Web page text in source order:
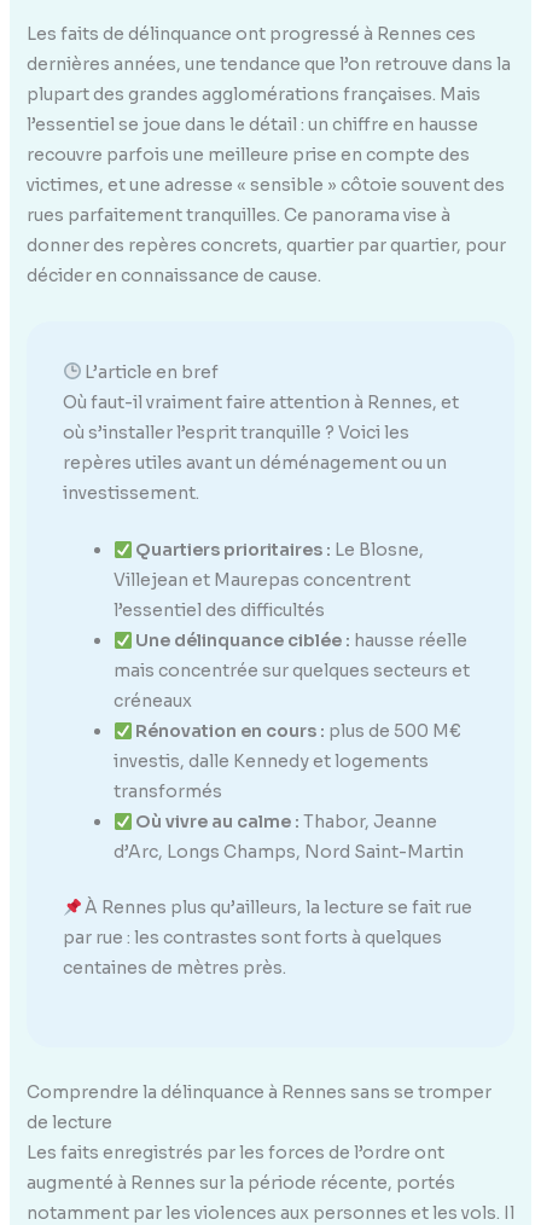
Les faits de délinquance ont progressé à Rennes ces
dernières années, une tendance que l’on retrouve dans la
plupart des grandes agglomérations françaises. Mais
l’essentiel se joue dans le détail : un chiffre en hausse
recouvre parfois une meilleure prise en compte des
victimes, et une adresse « sensible » côtoie souvent des
rues parfaitement tranquilles. Ce panorama vise à
donner des repères concrets, quartier par quartier, pour
décider en connaissance de cause.
L’article en bref
Où faut-il vraiment faire attention à Rennes, et
où s’installer l’esprit tranquille ? Voici les
repères utiles avant un déménagement ou un
investissement.
Quartiers prioritaires : Le Blosne,
Villejean et Maurepas concentrent
l’essentiel des difficultés
Une délinquance ciblée : hausse réelle
mais concentrée sur quelques secteurs et
créneaux
Rénovation en cours : plus de 500 M€
investis, dalle Kennedy et logements
transformés
Où vivre au calme : Thabor, Jeanne
d’Arc, Longs Champs, Nord Saint-Martin
À Rennes plus qu’ailleurs, la lecture se fait rue
par rue : les contrastes sont forts à quelques
centaines de mètres près.
Comprendre la délinquance à Rennes sans se tromper
de lecture
Les faits enregistrés par les forces de l’ordre ont
augmenté à Rennes sur la période récente, portés
notamment par les violences aux personnes et les vols. Il